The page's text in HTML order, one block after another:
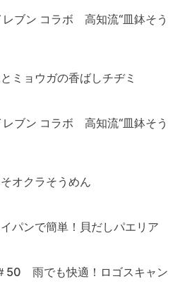
ブン コラボ 高知流“皿鉢そう
ミョウガの香ばしチヂミ
ブン コラボ 高知流“皿鉢そう
オクラそうめん
パンで簡単！貝だしパエリア
50 雨でも快適！ロゴスキャン